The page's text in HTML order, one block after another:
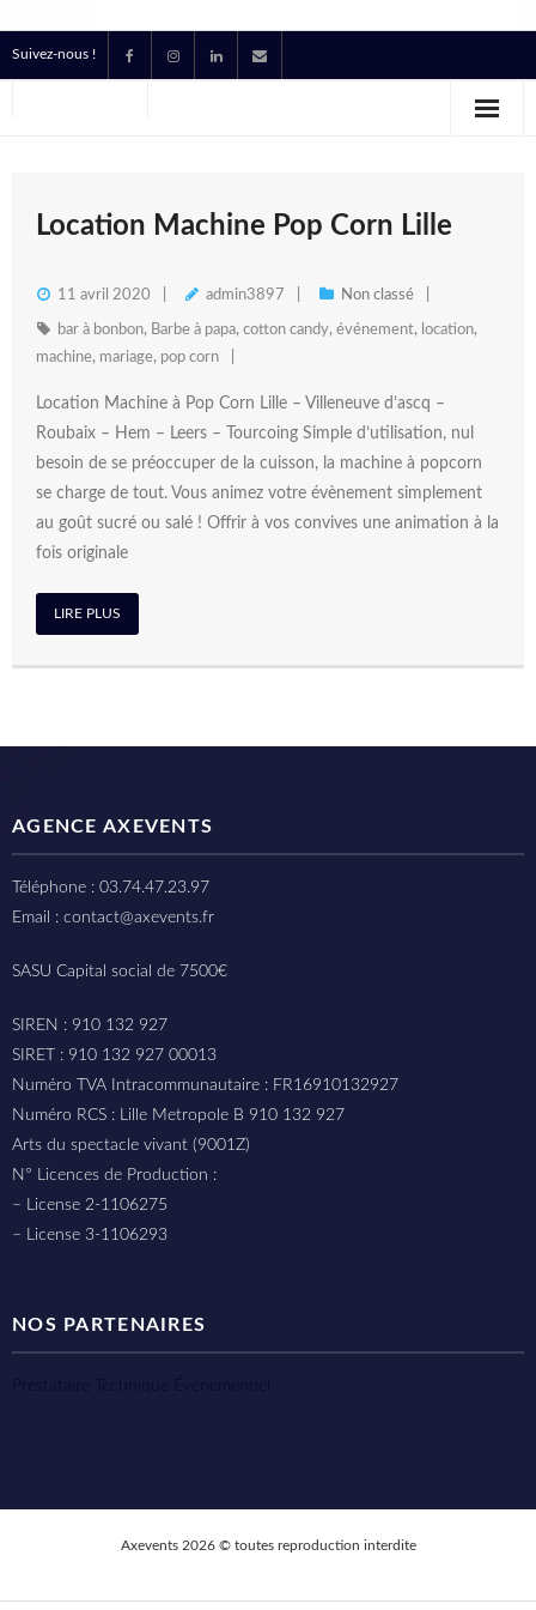
Suivez-nous !
Prestataire Technique Événementiel
Contact
Location Machine Pop Corn Lille
11 avril 2020 admin3897 Non classé
bar à bonbon, Barbe à papa, cotton candy, événement, location,
machine, mariage, pop corn
Location Machine à Pop Corn Lille – Villeneuve d’ascq –
Roubaix – Hem – Leers – Tourcoing Simple d’utilisation, nul
besoin de se préoccuper de la cuisson, la machine à popcorn
se charge de tout. Vous animez votre évènement simplement
au goût sucré ou salé ! Offrir à vos convives une animation à la
fois originale
LIRE PLUS
AGENCE AXEVENTS
Téléphone : 03.74.47.23.97
Email : contact@axevents.fr
SASU Capital social de 7500€
SIREN : 910 132 927
SIRET : 910 132 927 00013
Numéro TVA Intracommunautaire : FR16910132927
Numéro RCS : Lille Metropole B 910 132 927
Arts du spectacle vivant (9001Z)
N° Licences de Production :
– License 2-1106275
– License 3-1106293
NOS PARTENAIRES
Axevents 2026 © toutes reproduction interdite